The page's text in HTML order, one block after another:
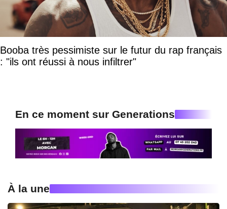
Booba très pessimiste sur le futur du rap français
: "ils ont réussi à nous infiltrer"
En ce moment sur Generations
À la une